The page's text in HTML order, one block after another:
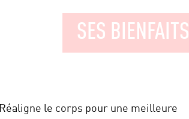
SES BIENFAITS
Réaligne le corps pour une meilleure